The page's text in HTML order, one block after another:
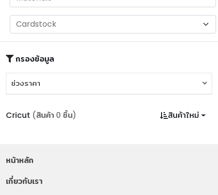
กรองข้อมูล
ช่วงราคา
Cricut (สินค้า 0 ชิ้น) สินค้าใหม่
หน้าหลัก
เกี่ยวกับเรา